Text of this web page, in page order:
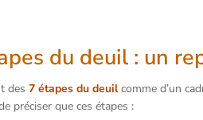
du deuil : un
des7 étapes du deuilcomme d’un
préciser que ces étapes :